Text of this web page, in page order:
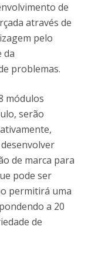
de
através de
pelo
da
problemas.
módulos
serão
de marca para
pode ser
permitirá uma
a 20
de